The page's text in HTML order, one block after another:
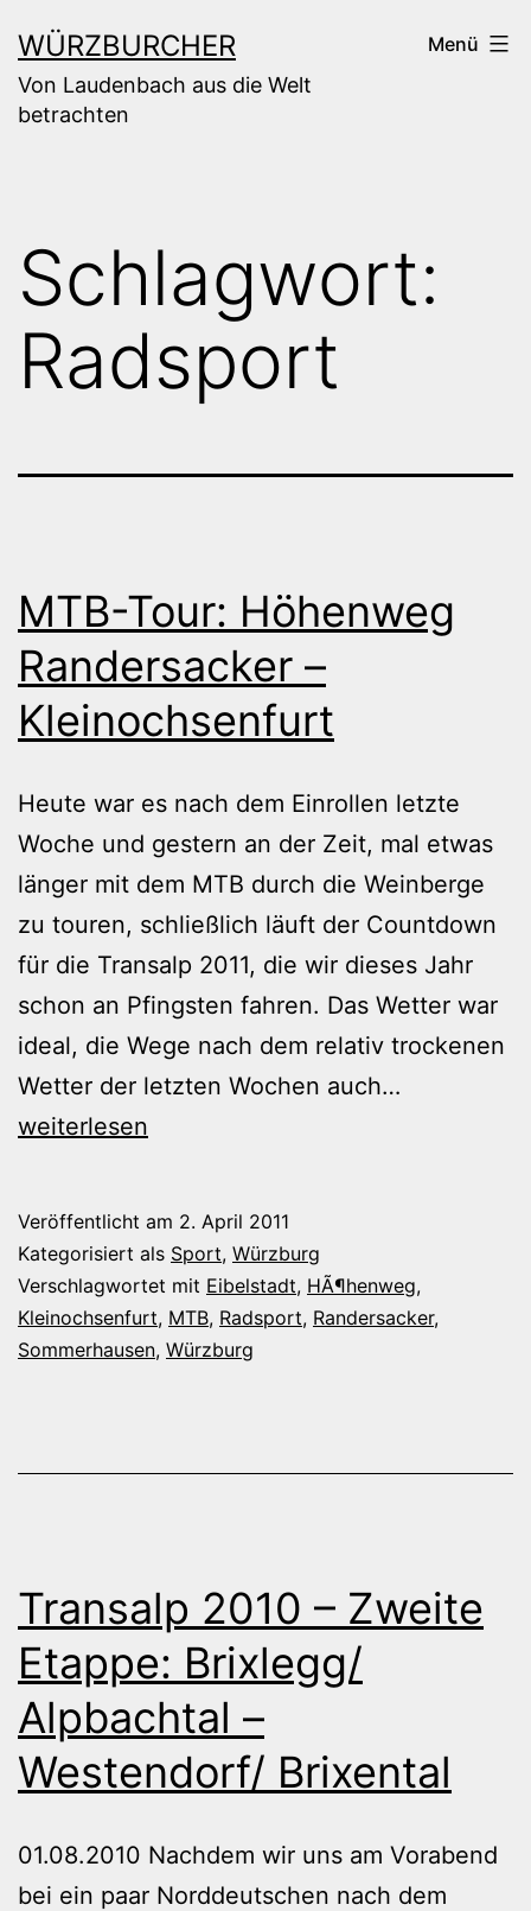
Inhalt
springen
WÜRZBURCHER
Von Laudenbach aus die Welt
betrachten
Menü
Schlagwort:
Radsport
MTB-Tour: Höhenweg
Randersacker –
Kleinochsenfurt
Heute war es nach dem Einrollen letzte
Woche und gestern an der Zeit, mal etwas
länger mit dem MTB durch die Weinberge
zu touren, schließlich läuft der Countdown
für die Transalp 2011, die wir dieses Jahr
schon an Pfingsten fahren. Das Wetter war
ideal, die Wege nach dem relativ trockenen
Wetter der letzten Wochen auch…
weiterlesen
Veröffentlicht am 2. April 2011
Kategorisiert als Sport, Würzburg
Verschlagwortet mit Eibelstadt, HÃ¶henweg,
Kleinochsenfurt, MTB, Radsport, Randersacker,
Sommerhausen, Würzburg
Transalp 2010 – Zweite
Etappe: Brixlegg/
Alpbachtal –
Westendorf/ Brixental
01.08.2010 Nachdem wir uns am Vorabend
bei ein paar Norddeutschen nach dem